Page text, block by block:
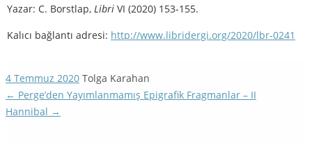
Yazar: C. Borstlap, Libri VI (2020) 153-155.
Kalıcı bağlantı adresi: http://www.libridergi.org/2020/lbr-0241
4 Temmuz 2020 Tolga Karahan
← Perge’den Yayımlanmamış Epigrafik Fragmanlar – II
Hannibal →